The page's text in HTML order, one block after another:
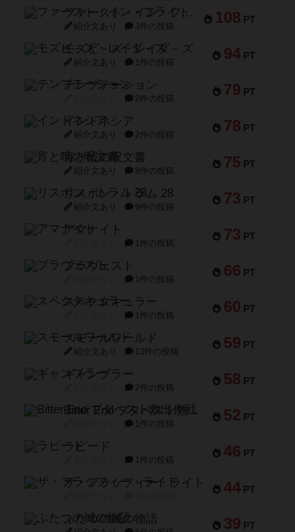
108 PT
ファースト・イン・フライト
紹介文あり 3件の投稿
94 PT
モズビ－ズ・レイダ－ズ
紹介文あり 1件の投稿
79 PT
テンプテーション
2件の投稿
78 PT
インドネシア
紹介文あり 2件の投稿
75 PT
宵と暁の呪文書
紹介文あり 8件の投稿
73 PT
リスボン・トラム 28
紹介文あり 9件の投稿
73 PT
アマナイト
1件の投稿
66 PT
ブラヴェスト
1件の投稿
60 PT
スペクタキュラー
1件の投稿
59 PT
スモールワールド
紹介文あり 13件の投稿
58 PT
ギャンブラー
2件の投稿
52 PT
Bitter End ブタペスト救出作戦
1件の投稿
46 PT
ラピード
1件の投稿
44 PT
ザ・フラッフィー・ライト
39 PT
ふたつの城の物語